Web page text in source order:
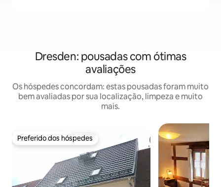
Dresden: pousadas com ótimas
avaliações
Os hóspedes concordam: estas pousadas foram muito
bem avaliadas por sua localização, limpeza e muito
mais.
Preferido dos hóspedes
Preferido dos hóspedes